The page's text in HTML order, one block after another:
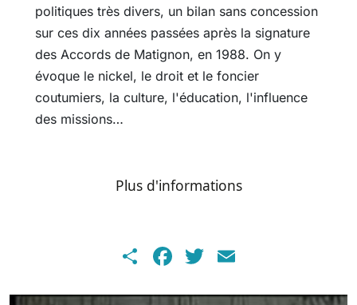
politiques très divers, un bilan sans concession
sur ces dix années passées après la signature
des Accords de Matignon, en 1988. On y
évoque le nickel, le droit et le foncier
coutumiers, la culture, l'éducation, l'influence
des missions…
Plus d'informations
ShareFacebook
Twitter